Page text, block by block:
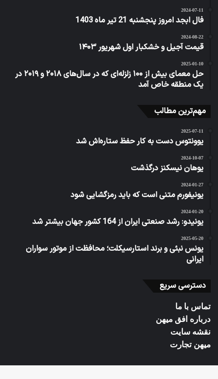
2024-07-11
فال ابجد امروز پنجشنبه 21 تیر ماه 1403
2024-08-22
قیمت آجیل و خشکبار اول شهریور ۱۴۰۳
2025-01-10
حل معمای بیش از ۱۰۰ زلزله‌ای که در سال‌های ۲۰۱۸ و ۲۰۱۹ در
یک منطقه خاص آمد
مهم‌ترین مطالب
2025-07-11
یوونتوس دست به کار حفظ ستاره‌اش شد
2024-10-07
یوهان نیسکنز درگذشت
2024-01-27
یونیفورم متنی است که باید رمزگشایی شود
2024-01-20
یونیدو: رشد صنعتی ایران از 164 کشور جهان بیشتر شد
2025-05-20
یونس نبئی و برند استارسیکلت؛ محافظت از موتور سواران
ایرانی
دسترسی سریع
تماس با ما
درباره افق میهن
نقشه سایت
میهن تجارت